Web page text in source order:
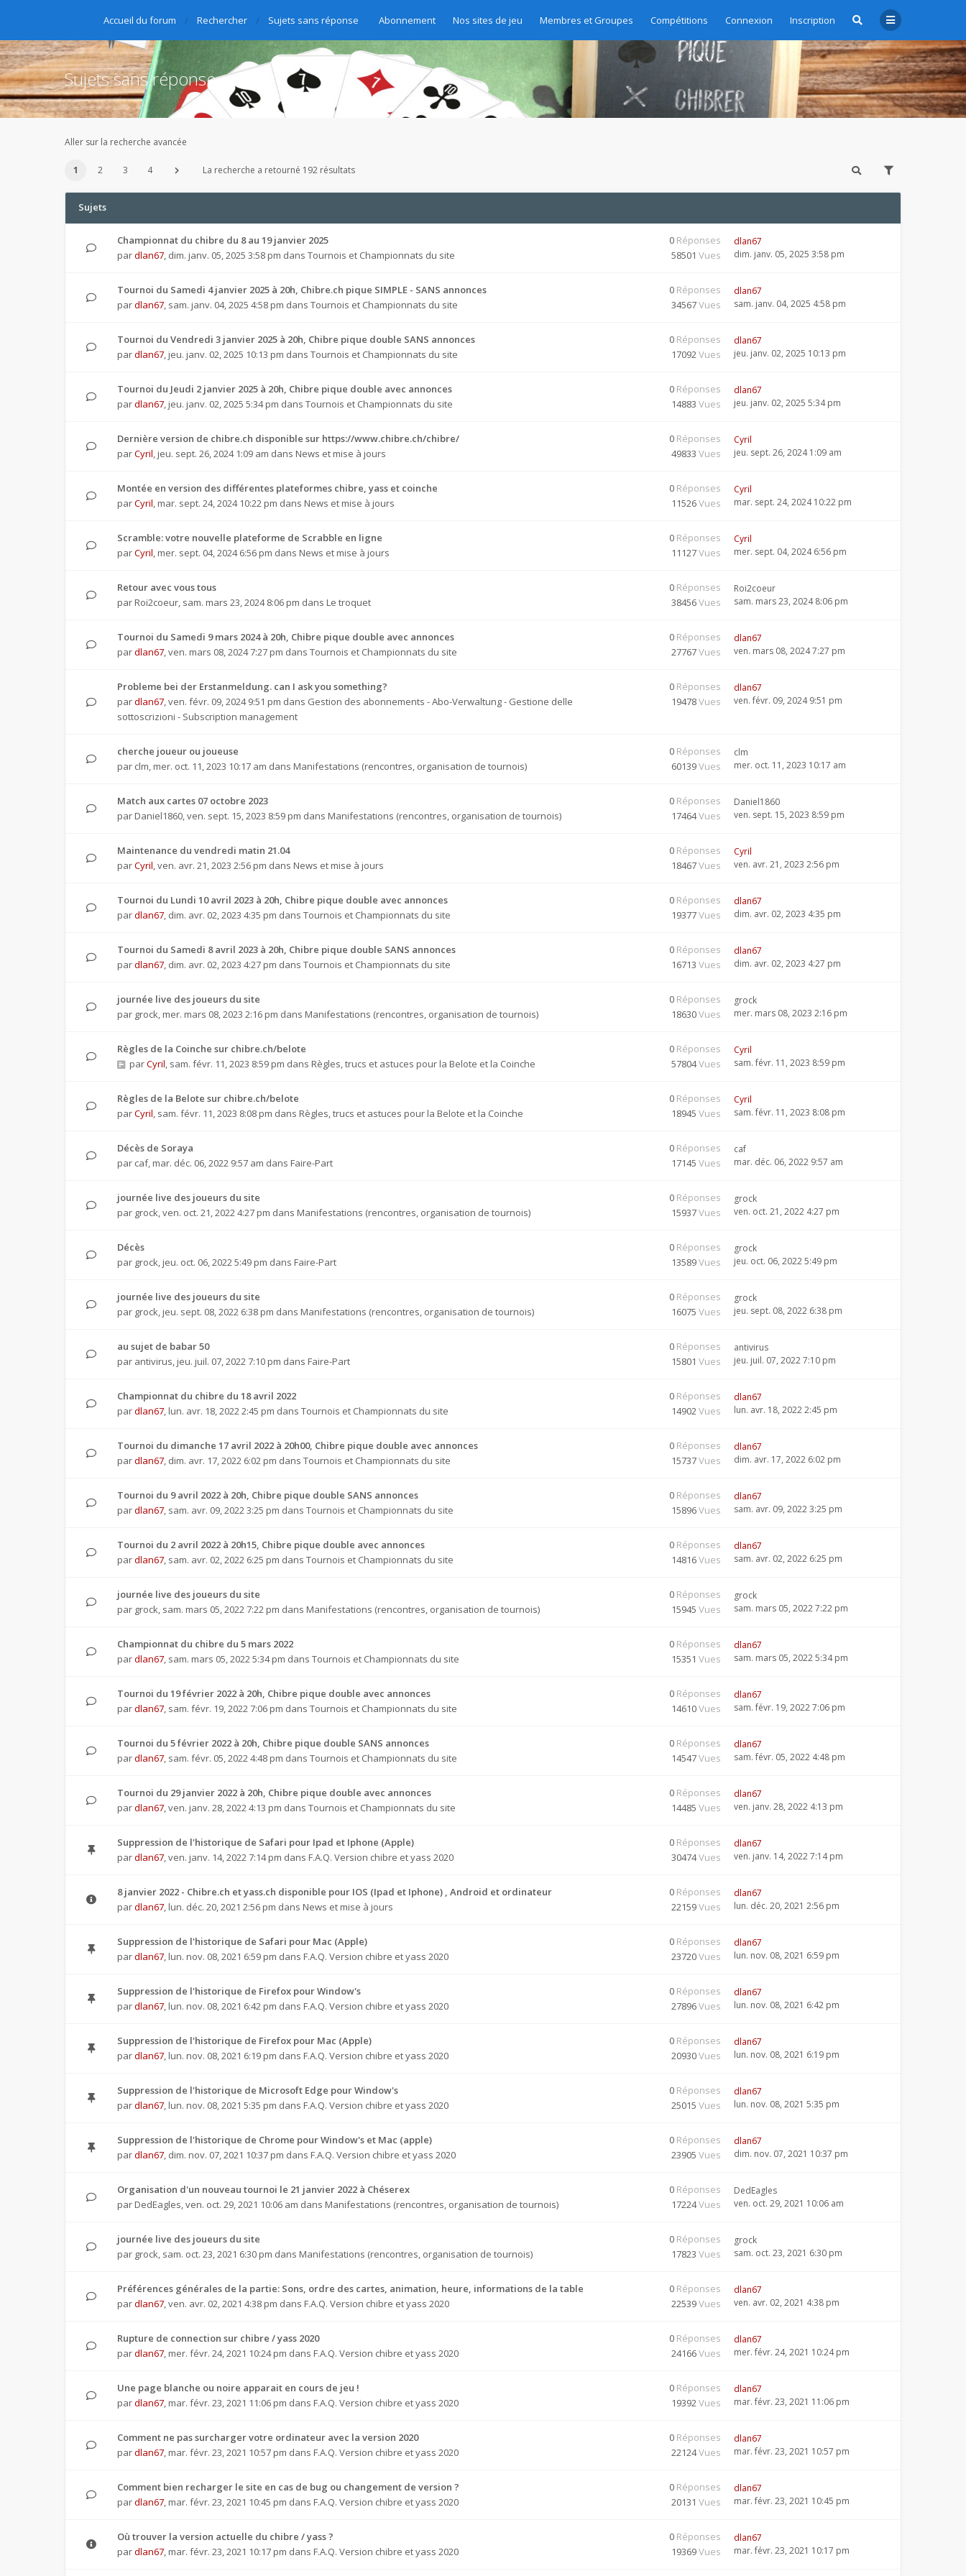
Abonnement Nos sites de jeu Membres et Groupes Compétitions Connexion Inscription
Accueil du forum Rechercher Sujets sans réponse
Sujets sans réponse
Aller sur la recherche avancée
1 2 3 4 La recherche a retourné 192 résultats
Sujets
Championnat du chibre du 8 au 19 janvier 2025
pardlan67, dim. janv. 05, 2025 3:58 pm dans Tournois et Championnats du site
0 Réponses
58501 Vues
dlan67
dim. janv. 05, 2025 3:58 pm
Tournoi du Samedi 4 janvier 2025 à 20h, Chibre.ch pique SIMPLE - SANS annonces
pardlan67, sam. janv. 04, 2025 4:58 pm dans Tournois et Championnats du site
0 Réponses
34567Vues
dlan67
sam. janv. 04, 2025 4:58 pm
Tournoi du Vendredi 3 janvier 2025 à 20h, Chibre pique double SANS annonces
pardlan67, jeu. janv. 02, 2025 10:13 pm dans Tournois et Championnats du site
0 Réponses
17092Vues
dlan67
jeu. janv. 02, 2025 10:13 pm
Tournoi du Jeudi 2 janvier 2025 à 20h, Chibre pique double avec annonces
pardlan67, jeu. janv. 02, 2025 5:34 pm dans Tournois et Championnats du site
0 Réponses
14883 Vues
dlan67
jeu. janv. 02, 2025 5:34 pm
Dernière version de chibre.ch disponible sur https://www.chibre.ch/chibre/
parCyril, jeu. sept. 26, 2024 1:09 am dans News et mise à jours
0 Réponses
49833 Vues
Cyril
jeu. sept. 26, 2024 1:09 am
Montée en version des différentes plateformes chibre, yass et coinche
parCyril, mar. sept. 24, 2024 10:22 pm dans News et mise à jours
0 Réponses
11526Vues
Cyril
mar. sept. 24, 2024 10:22 pm
Scramble: votre nouvelle plateforme de Scrabble en ligne
parCyril, mer. sept. 04, 2024 6:56 pm dans News et mise à jours
0 Réponses
11127Vues
Cyril
mer. sept. 04, 2024 6:56 pm
Retour avec vous tous
par Roi2coeur, sam. mars 23, 2024 8:06 pm dans Le troquet
0 Réponses
38456Vues
Roi2coeur
sam. mars 23, 2024 8:06 pm
Tournoi du Samedi 9 mars 2024 à 20h, Chibre pique double avec annonces
pardlan67,ven. mars 08, 2024 7:27 pm dans Tournois et Championnats du site
0 Réponses
27767Vues
dlan67
ven. mars 08, 2024 7:27 pm
Probleme bei der Erstanmeldung. can I ask you something?
pardlan67,ven. févr. 09, 2024 9:51 pm dans Gestion des abonnements - Abo-Verwaltung - Gestione delle
sottoscrizioni - Subscription management
0 Réponses
19478Vues
dlan67
ven. févr. 09, 2024 9:51 pm
cherche joueur ou joueuse
par clm, mer. oct. 11, 2023 10:17 am dans Manifestations (rencontres, organisation de tournois)
0 Réponses
60139Vues
clm
mer. oct. 11, 2023 10:17 am
Match aux cartes 07 octobre 2023
par Daniel1860,ven. sept. 15, 2023 8:59 pm dans Manifestations (rencontres, organisation de tournois)
0 Réponses
17464Vues
Daniel1860
ven. sept. 15, 2023 8:59 pm
Maintenance du vendredi matin 21.04
parCyril,ven. avr. 21, 2023 2:56 pm dans News et mise à jours
0 Réponses
18467Vues
Cyril
ven. avr. 21, 2023 2:56 pm
Tournoi du Lundi 10 avril 2023 à 20h, Chibre pique double avec annonces
pardlan67, dim. avr. 02, 2023 4:35 pm dans Tournois et Championnats du site
0 Réponses
19377Vues
dlan67
dim. avr. 02, 2023 4:35 pm
Tournoi du Samedi 8 avril 2023 à 20h, Chibre pique double SANS annonces
pardlan67, dim. avr. 02, 2023 4:27 pm dans Tournois et Championnats du site
0 Réponses
16713 Vues
dlan67
dim. avr. 02, 2023 4:27 pm
journée live des joueurs du site
par grock, mer. mars 08, 2023 2:16 pm dans Manifestations (rencontres, organisation de tournois)
0 Réponses
18630Vues
grock
mer. mars 08, 2023 2:16 pm
Règles de la Coinche sur chibre.ch/belote
parCyril, sam. févr. 11, 2023 8:59 pm dans Règles, trucs et astuces pour la Belote et la Coinche
0 Réponses
57804Vues
Cyril
sam. févr. 11, 2023 8:59 pm
Règles de la Belote sur chibre.ch/belote
parCyril, sam. févr. 11, 2023 8:08 pm dans Règles, trucs et astuces pour la Belote et la Coinche
0 Réponses
18945 Vues
Cyril
sam. févr. 11, 2023 8:08 pm
Décès de Soraya
par caf, mar. déc. 06, 2022 9:57 am dans Faire-Part
0 Réponses
17145 Vues
caf
mar. déc. 06, 2022 9:57 am
journée live des joueurs du site
par grock,ven. oct. 21, 2022 4:27 pm dans Manifestations (rencontres, organisation de tournois)
0 Réponses
15937Vues
grock
ven. oct. 21, 2022 4:27 pm
Décès
par grock, jeu. oct. 06, 2022 5:49 pm dans Faire-Part
0 Réponses
13589Vues
grock
jeu. oct. 06, 2022 5:49 pm
journée live des joueurs du site
par grock, jeu. sept. 08, 2022 6:38 pm dans Manifestations (rencontres, organisation de tournois)
0 Réponses
16075 Vues
grock
jeu. sept. 08, 2022 6:38 pm
au sujet de babar 50
par antivirus, jeu. juil. 07, 2022 7:10 pm dans Faire-Part
0 Réponses
15801 Vues
antivirus
jeu. juil. 07, 2022 7:10 pm
Championnat du chibre du 18 avril 2022
pardlan67, lun. avr. 18, 2022 2:45 pm dans Tournois et Championnats du site
0 Réponses
14902Vues
dlan67
lun. avr. 18, 2022 2:45 pm
Tournoi du dimanche 17 avril 2022 à 20h00, Chibre pique double avec annonces
pardlan67, dim. avr. 17, 2022 6:02 pm dans Tournois et Championnats du site
0 Réponses
15737Vues
dlan67
dim. avr. 17, 2022 6:02 pm
Tournoi du 9 avril 2022 à 20h, Chibre pique double SANS annonces
pardlan67, sam. avr. 09, 2022 3:25 pm dans Tournois et Championnats du site
0 Réponses
15896Vues
dlan67
sam. avr. 09, 2022 3:25 pm
Tournoi du 2 avril 2022 à 20h15, Chibre pique double avec annonces
pardlan67, sam. avr. 02, 2022 6:25 pm dans Tournois et Championnats du site
0 Réponses
14816Vues
dlan67
sam. avr. 02, 2022 6:25 pm
journée live des joueurs du site
par grock, sam. mars 05, 2022 7:22 pm dans Manifestations (rencontres, organisation de tournois)
0 Réponses
15945 Vues
grock
sam. mars 05, 2022 7:22 pm
Championnat du chibre du 5 mars 2022
pardlan67, sam. mars 05, 2022 5:34 pm dans Tournois et Championnats du site
0 Réponses
15351 Vues
dlan67
sam. mars 05, 2022 5:34 pm
Tournoi du 19 février 2022 à 20h, Chibre pique double avec annonces
pardlan67, sam. févr. 19, 2022 7:06 pm dans Tournois et Championnats du site
0 Réponses
14610Vues
dlan67
sam. févr. 19, 2022 7:06 pm
Tournoi du 5 février 2022 à 20h, Chibre pique double SANS annonces
pardlan67, sam. févr. 05, 2022 4:48 pm dans Tournois et Championnats du site
0 Réponses
14547Vues
dlan67
sam. févr. 05, 2022 4:48 pm
Tournoi du 29 janvier 2022 à 20h, Chibre pique double avec annonces
pardlan67,ven. janv. 28, 2022 4:13 pm dans Tournois et Championnats du site
0 Réponses
14485 Vues
dlan67
ven. janv. 28, 2022 4:13 pm
Suppression de l'historique de Safari pour Ipad et Iphone (Apple)
pardlan67,ven. janv. 14, 2022 7:14 pm dans F.A.Q. Version chibre et yass 2020
0 Réponses
30474Vues
dlan67
ven. janv. 14, 2022 7:14 pm
8 janvier 2022 - Chibre.ch et yass.ch disponible pour IOS (Ipad et Iphone) , Android et ordinateur
pardlan67, lun. déc. 20, 2021 2:56 pm dans News et mise à jours
0 Réponses
22159Vues
dlan67
lun. déc. 20, 2021 2:56 pm
Suppression de l'historique de Safari pour Mac (Apple)
pardlan67, lun. nov. 08, 2021 6:59 pm dans F.A.Q. Version chibre et yass 2020
0 Réponses
23720Vues
dlan67
lun. nov. 08, 2021 6:59 pm
Suppression de l'historique de Firefox pour Window's
pardlan67, lun. nov. 08, 2021 6:42 pm dans F.A.Q. Version chibre et yass 2020
0 Réponses
27896Vues
dlan67
lun. nov. 08, 2021 6:42 pm
Suppression de l'historique de Firefox pour Mac (Apple)
pardlan67, lun. nov. 08, 2021 6:19 pm dans F.A.Q. Version chibre et yass 2020
0 Réponses
20930Vues
dlan67
lun. nov. 08, 2021 6:19 pm
Suppression de l'historique de Microsoft Edge pour Window's
pardlan67, lun. nov. 08, 2021 5:35 pm dans F.A.Q. Version chibre et yass 2020
0 Réponses
25015 Vues
dlan67
lun. nov. 08, 2021 5:35 pm
Suppression de l'historique de Chrome pour Window's et Mac (apple)
pardlan67, dim. nov. 07, 2021 10:37 pm dans F.A.Q. Version chibre et yass 2020
0 Réponses
23905 Vues
dlan67
dim. nov. 07, 2021 10:37 pm
Organisation d'un nouveau tournoi le 21 janvier 2022 à Chéserex
par DedEagles,ven. oct. 29, 2021 10:06 am dans Manifestations (rencontres, organisation de tournois)
0 Réponses
17224Vues
DedEagles
ven. oct. 29, 2021 10:06 am
journée live des joueurs du site
par grock, sam. oct. 23, 2021 6:30 pm dans Manifestations (rencontres, organisation de tournois)
0 Réponses
17823 Vues
grock
sam. oct. 23, 2021 6:30 pm
Préférences générales de la partie: Sons, ordre des cartes, animation, heure, informations de la table
pardlan67,ven. avr. 02, 2021 4:38 pm dans F.A.Q. Version chibre et yass 2020
0 Réponses
22539Vues
dlan67
ven. avr. 02, 2021 4:38 pm
Rupture de connection sur chibre / yass 2020
pardlan67, mer. févr. 24, 2021 10:24 pm dans F.A.Q. Version chibre et yass 2020
0 Réponses
24166Vues
dlan67
mer. févr. 24, 2021 10:24 pm
Une page blanche ou noire apparait en cours de jeu !
pardlan67, mar. févr. 23, 2021 11:06 pm dans F.A.Q. Version chibre et yass 2020
0 Réponses
19392Vues
dlan67
mar. févr. 23, 2021 11:06 pm
Comment ne pas surcharger votre ordinateur avec la version 2020
pardlan67, mar. févr. 23, 2021 10:57 pm dans F.A.Q. Version chibre et yass 2020
0 Réponses
22124Vues
dlan67
mar. févr. 23, 2021 10:57 pm
Comment bien recharger le site en cas de bug ou changement de version ?
pardlan67, mar. févr. 23, 2021 10:45 pm dans F.A.Q. Version chibre et yass 2020
0 Réponses
20131 Vues
dlan67
mar. févr. 23, 2021 10:45 pm
Où trouver la version actuelle du chibre / yass ?
pardlan67, mar. févr. 23, 2021 10:17 pm dans F.A.Q. Version chibre et yass 2020
0 Réponses
19369Vues
dlan67
mar. févr. 23, 2021 10:17 pm